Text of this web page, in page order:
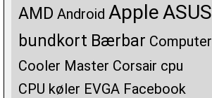
AMD Android AppleASUS
bundkort Bærbar Computer
Cooler Master Corsair cpu
CPU køler EVGA Facebook